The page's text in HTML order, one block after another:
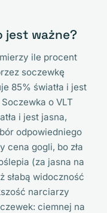
jest ważne?
ile procent
soczewkę
85% światła i jest
o VLT
i jest jasna,
odpowiedniego
cena gogli, bo zła
(za jasna na
słabą widoczność
narciarzy
ciemnej na